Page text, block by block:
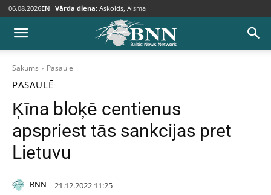
06.08.2026EN Vārda diena: Askolds, Aisma
Sākums Pasaulē
PASAULĒ
Ķīna bloķē centienus
apspriest tās sankcijas pret
Lietuvu
BNN 21.12.2022 11:25